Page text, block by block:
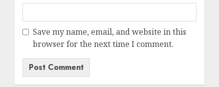
Save my name, email, and website in this
browser for the next time I comment.